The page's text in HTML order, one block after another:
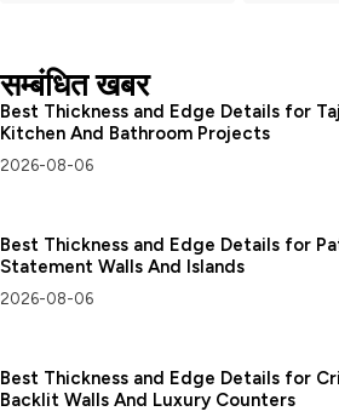
सम्बंधित खबर
Best Thickness and Edge Details for
Kitchen And Bathroom Projects
2026-08-06
Best Thickness and Edge Details for
Statement Walls And Islands
2026-08-06
Best Thickness and Edge Details for
Backlit Walls And Luxury Counters